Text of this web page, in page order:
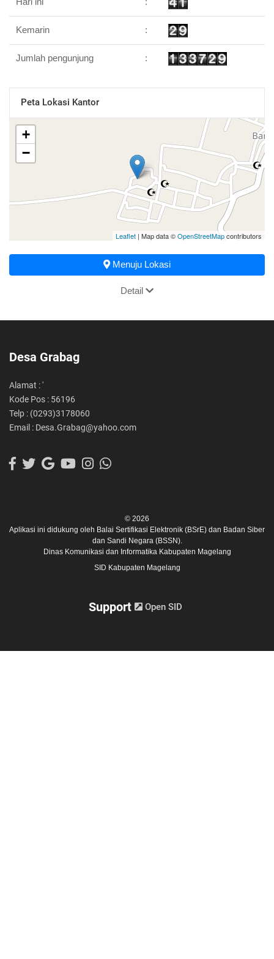
Kemarin :
Jumlah pengunjung :
Peta Lokasi Kantor
+
−
Leaflet | Map data ©OpenStreetMapcontributors
Menuju Lokasi
Detail
Desa Grabag
Alamat : '
Kode Pos : 56196
Telp : (0293)3178060
Email : Desa.Grabag@yahoo.com
© 2026
Aplikasi ini didukung oleh Balai Sertifikasi Elektronik (BSrE) dan Badan Siber
dan Sandi Negara (BSSN).
Dinas Komunikasi dan Informatika Kabupaten Magelang
SID Kabupaten Magelang
Support Open SID